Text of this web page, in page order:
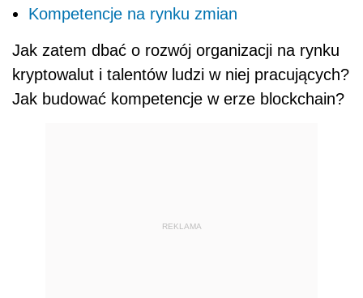
Kompetencje na rynku zmian
Jak zatem dbać o rozwój organizacji na rynku
kryptowalut i talentów ludzi w niej pracujących?
Jak budować kompetencje w erze blockchain?
REKLAMA